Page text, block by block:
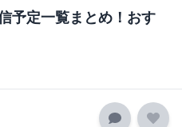
予定一覧まとめ！おす